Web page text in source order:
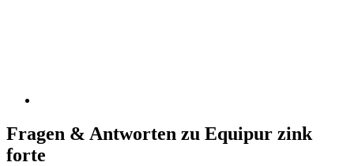
Fragen & Antworten zu Equipur zink
forte